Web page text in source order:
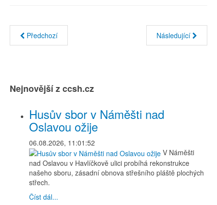
Předchozí Následující
Nejnovější z ccsh.cz
Husův sbor v Náměšti nad
Oslavou ožije
06.08.2026, 11:01:52
V Náměšti
nad Oslavou v Havlíčkově ulici probíhá rekonstrukce
našeho sboru, zásadní obnova střešního pláště plochých
střech.
Číst dál...